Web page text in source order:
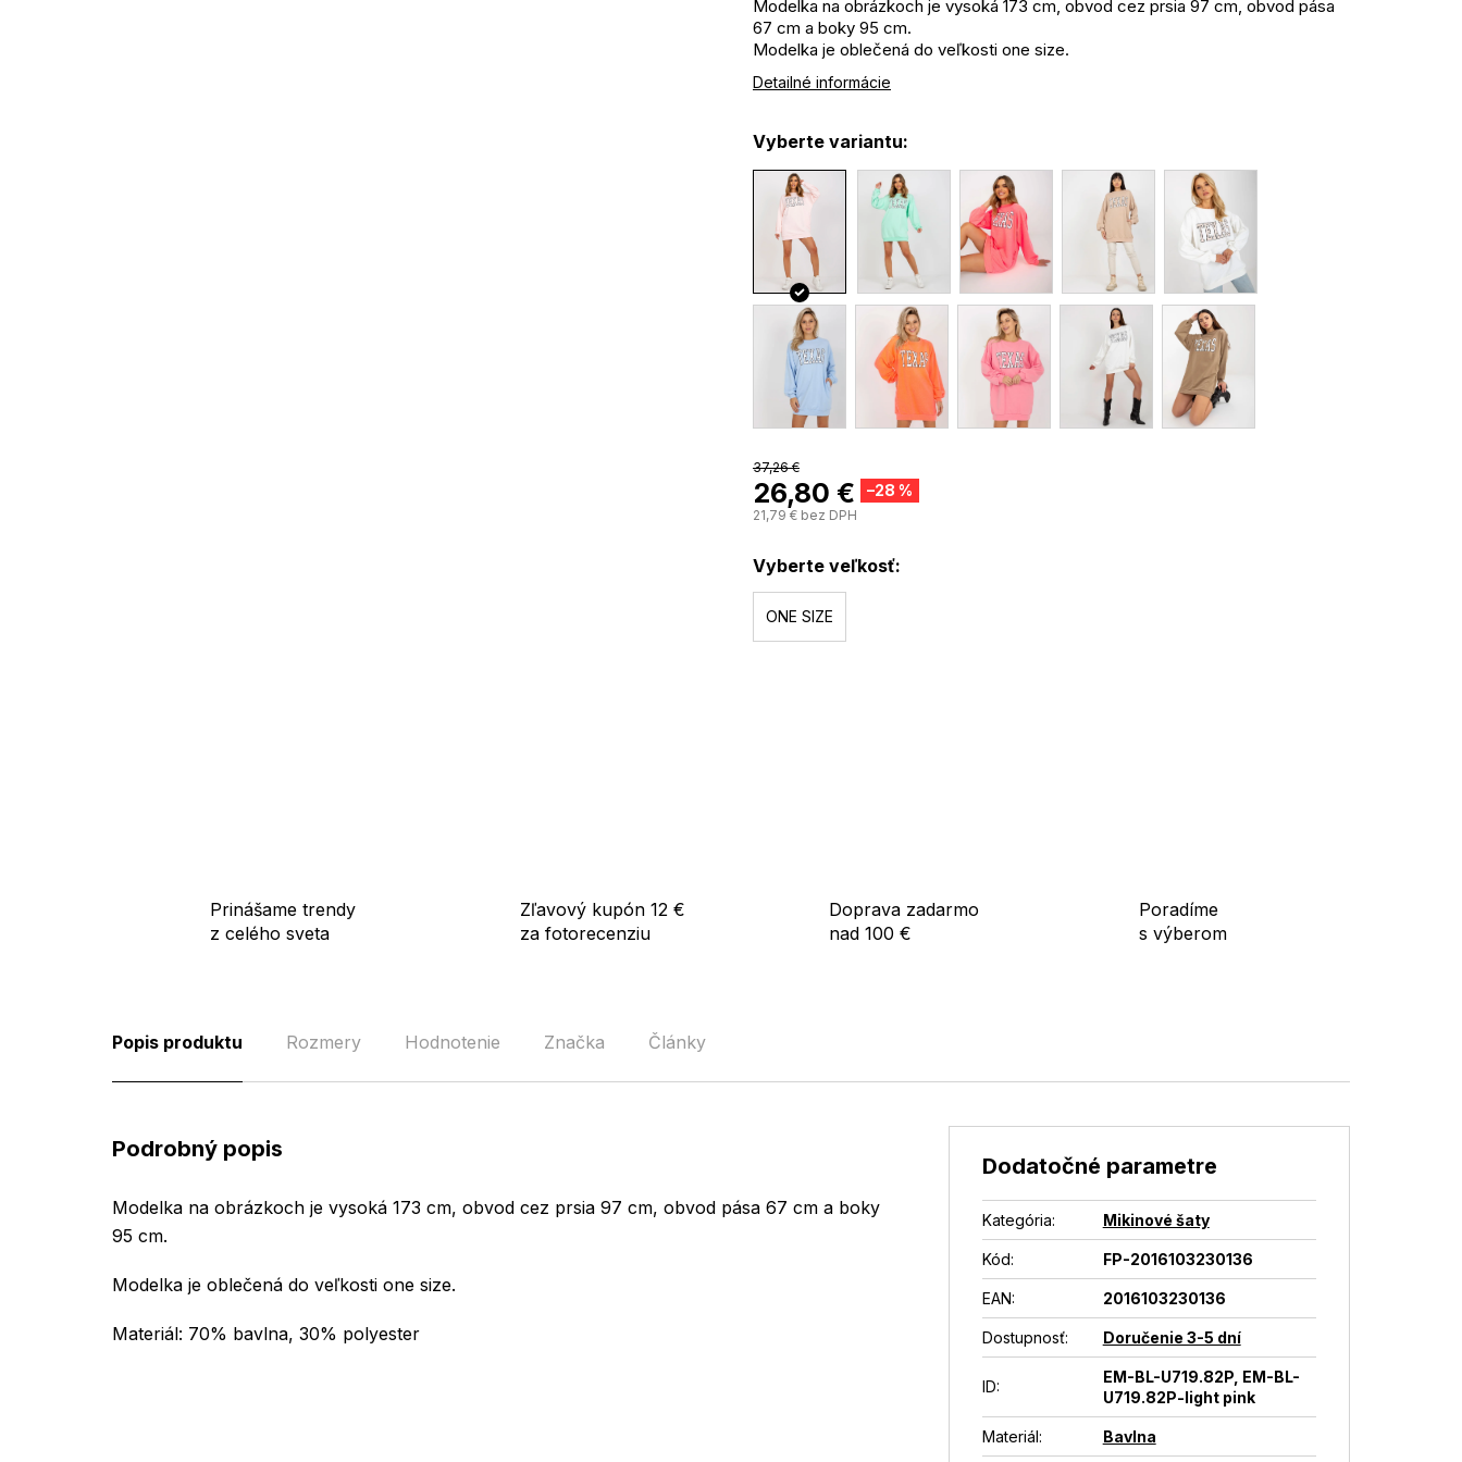
37,26 €
–28 %
26,80 €
21,79 € bez DPH
Vyberte veľkosť:
ONE SIZE
Modelka na obrázkoch je vysoká 173 cm, obvod cez prsia 97 cm, obvod pása
67 cm a boky 95 cm.
Modelka je oblečená do veľkosti one size.
Materiál: 70% bavlna, 30% polyester
Detailné informácie
Vyberte variantu:
Prinášame trendy
z celého sveta
Zľavový kupón 12 €
za fotorecenziu
Doprava zadarmo
nad 100 €
Poradíme
s výberom
Popis produktu Rozmery Hodnotenie Značka Články
Podrobný popis
Modelka na obrázkoch je vysoká 173 cm, obvod cez prsia 97 cm, obvod pása 67 cm a boky
95 cm.
Modelka je oblečená do veľkosti one size.
Materiál: 70% bavlna, 30% polyester
Dodatočné parametre
Kategória: Mikinové šaty
Kód: FP-2016103230136
EAN: 2016103230136
Dostupnosť: Doručenie 3-5 dní
ID:
EM-BL-U719.82P, EM-BL-
U719.82P-light pink
Materiál: Bavlna